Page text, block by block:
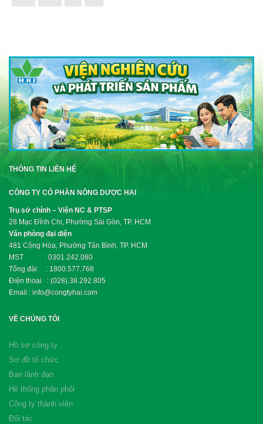
THÔNG TIN LIÊN HỆ
CÔNG TY CỔ PHẦN NÔNG DƯỢC HAI
Trụ sở chính – Viện NC & PTSP
28 Mạc Đĩnh Chi, Phường Sài Gòn, TP. HCM
Văn phòng đại diện
481 Cộng Hòa, Phường Tân Bình, TP. HCM
MST : 0301.242.080
Tổng đài : 1800.577.768
Điện thoại : (028).38.292.805
Email : info@congtyhai.com
VỀ CHÚNG TÔI
Hồ sơ công ty
Sơ đồ tổ chức
Ban lãnh đạo
Hệ thống phân phối
Công ty thành viên
Đối tác